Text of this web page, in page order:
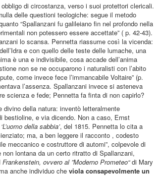
di circostanza, verso i suoi protettori clericali.
delle questioni teologiche: segue il metodo
“Spallanzani fu galileiano fin nel profondo nella
non potessero essere accettate” ( p. 42-43).
lo scansa. Pennetta riassume così la vicenda:
e con quello delle teste delle lumache, una
è una e indivisibile, cosa accade dell’anima
non se ne occuparono i naturalisti con l’abito
come invece fece l’immancabile Voltaire” (p.
l’assenza. Spallanzani invece si asteneva
scienza e fede; Pennetta fa finta di non capirlo?
divino della natura: inventò letteralmente
bestioline, e via dicendo. Non a caso, Ernst
‘L’uomo della sabbia’, del 1815. Pennetta lo cita a
ma, a ben leggere il racconto , codesto
meccanico e costruttore di automi”, colpevole di
lontana da un certo ritratto di Spallanzani,
Frankenstein, ovvero al ”Moderno Prometeo“di Mary
anche individuo che viola consapevolmente un